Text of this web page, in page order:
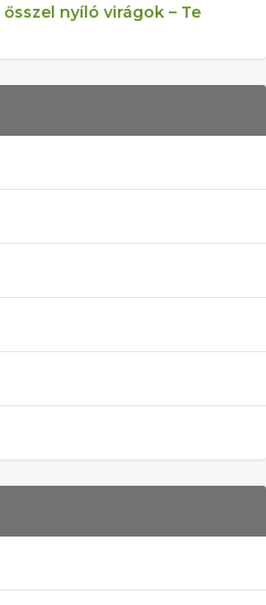
nyíló virágok – Te